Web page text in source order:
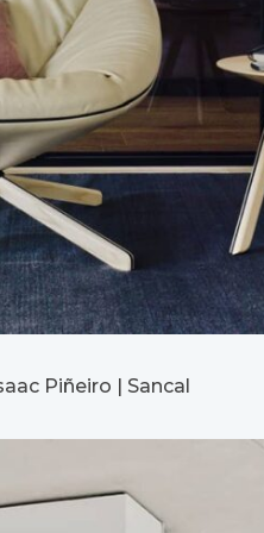
Piñeiro | Sancal